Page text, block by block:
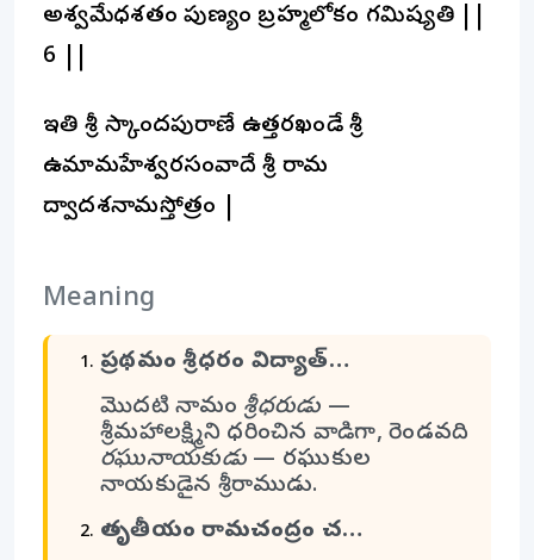
అశ్వమేధశతం పుణ్యం బ్రహ్మలోకం గమిష్యతి ||
6 ||
ఇతి శ్రీ స్కాందపురాణే ఉత్తరఖండే శ్రీ
ఉమామహేశ్వరసంవాదే శ్రీ రామ
ద్వాదశనామస్తోత్రం |
Meaning
ప్రథమం శ్రీధరం విద్యాత్…
మొదటి నామం శ్రీధరుడు —
శ్రీమహాలక్ష్మిని ధరించిన వాడిగా, రెండవది
రఘునాయకుడు— రఘుకుల
నాయకుడైన శ్రీరాముడు.
తృతీయం రామచంద్రం చ…